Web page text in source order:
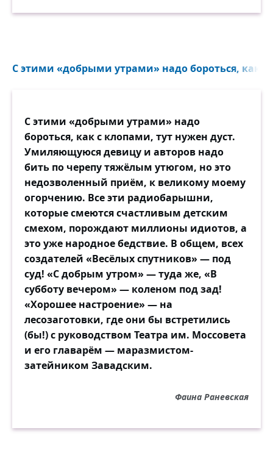
С этими «добрыми утрами» надо бороться, как с
С этими «добрыми утрами» надо
бороться, как с клопами, тут нужен дуст.
Умиляющуюся девицу и авторов надо
бить по черепу тяжёлым утюгом, но это
недозволенный приём, к великому моему
огорчению. Все эти радиобарышни,
которые смеются счастливым детским
смехом, порождают миллионы идиотов, а
это уже народное бедствие. В общем, всех
создателей «Весёлых спутников» — под
суд! «С добрым утром» — туда же, «В
субботу вечером» — коленом под зад!
«Хорошее настроение» — на
лесозаготовки, где они бы встретились
(бы!) с руководством Театра им. Моссовета
и его главарём — маразмистом-
затейником Завадским.
Фаина Раневская